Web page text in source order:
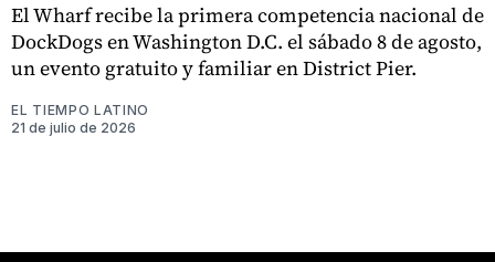
El Wharf recibe la primera competencia nacional de
DockDogs en Washington D.C. el sábado 8 de agosto,
un evento gratuito y familiar en District Pier.
EL TIEMPO LATINO
21 de julio de 2026